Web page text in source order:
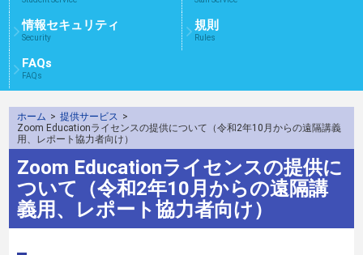
情報セキュリティ
Security
規則
Rules
FAQs
FAQs
ホーム > 提供サービス >
Zoom Educationライセンスの提供について（令和2年10月からの遠隔講義
用、レポート協力者向け）
Zoom Educationライセンスの提供に
ついて（令和2年10月からの遠隔講
義用、レポート協力者向け）